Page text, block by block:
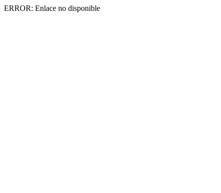
ERROR: Enlace no disponible